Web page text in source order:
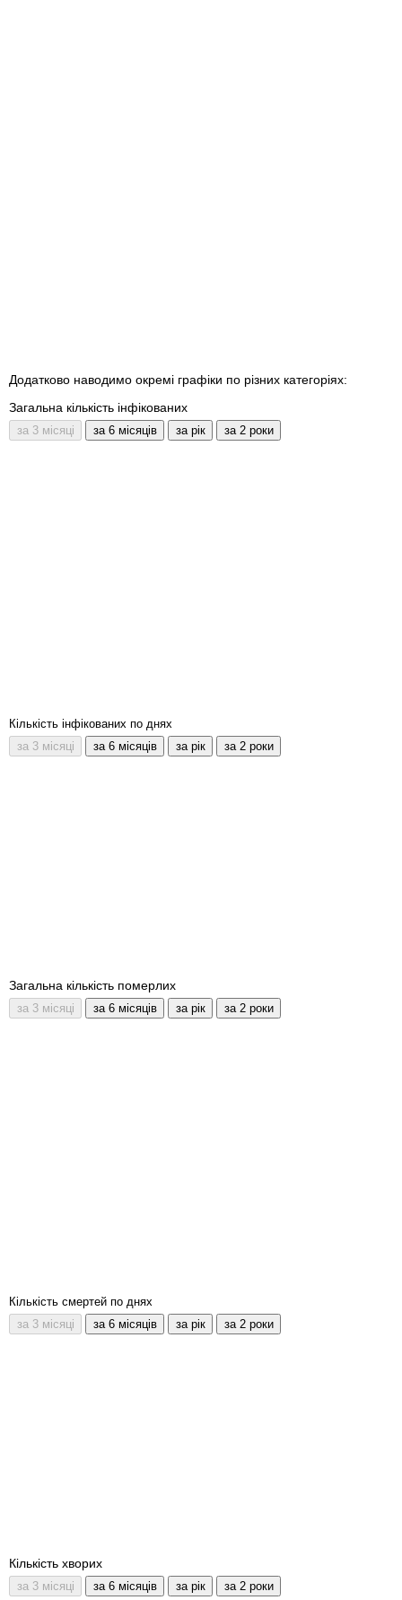
Додатково наводимо окремі графіки по різних категоріях:
Загальна кількість інфікованих
Кількість інфікованих по днях
Загальна кількість померлих
Кількість смертей по днях
Кількість хворих